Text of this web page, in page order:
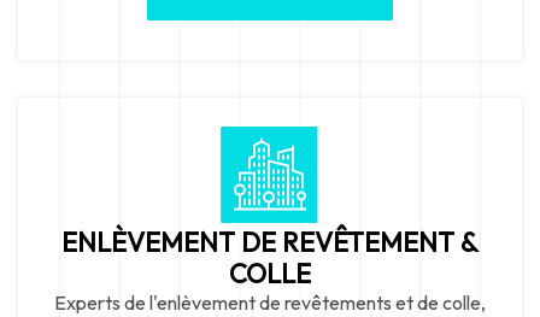
ENLÈVEMENT DE REVÊTEMENT &
COLLE
Experts de l'enlèvement de revêtements et de colle,